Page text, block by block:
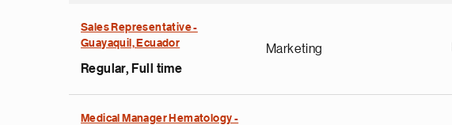
Sales Representative -
Guayaquil, Ecuador
Regular, Full time
Marketing
Medical Manager Hematology -